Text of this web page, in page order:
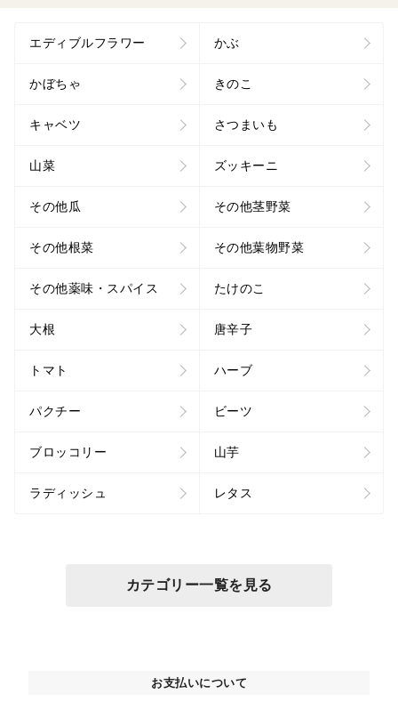
エディブルフラワー かぶ
かぼちゃ きのこ
キャベツ さつまいも
山菜 ズッキーニ
その他瓜 その他茎野菜
その他根菜 その他葉物野菜
その他薬味・スパイス たけのこ
大根 唐辛子
トマト ハーブ
パクチー ビーツ
ブロッコリー 山芋
ラディッシュ レタス
カテゴリー一覧を見る
お支払いについて